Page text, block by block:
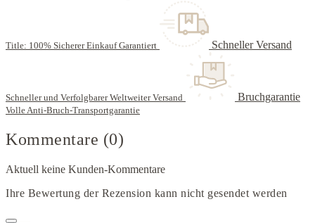
Title: 100% Sicherer Einkauf Garantiert Schneller Versand
Schneller und Verfolgbarer Weltweiter Versand Bruchgarantie
Volle Anti-Bruch-Transportgarantie
Kommentare (0)
Aktuell keine Kunden-Kommentare
Ihre Bewertung der Rezension kann nicht gesendet werden